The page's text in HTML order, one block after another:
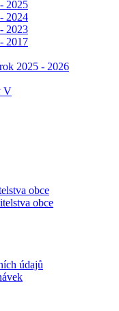
2025
2024
2023
2017
2025 - 2026
V
obce
obce
údajů